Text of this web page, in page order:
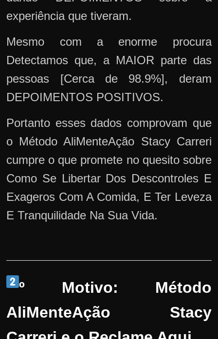
experiência que tiveram.
Mesmo com a enorme procura
Detectamos que, a MAIOR parte das
pessoas [Cerca de 98.9%], deram
DEPOIMENTOS POSITIVOS.
Portanto esses dados comprovam que
o Método AliMenteAção Stacy Carreri
cumpre o que promete no quesito sobre
Como Se Libertar Dos Descontroles E
Exageros Com A Comida, E Ter Leveza
E Tranquilidade Na Sua Vida.
º Motivo: Método
AliMenteAção Stacy